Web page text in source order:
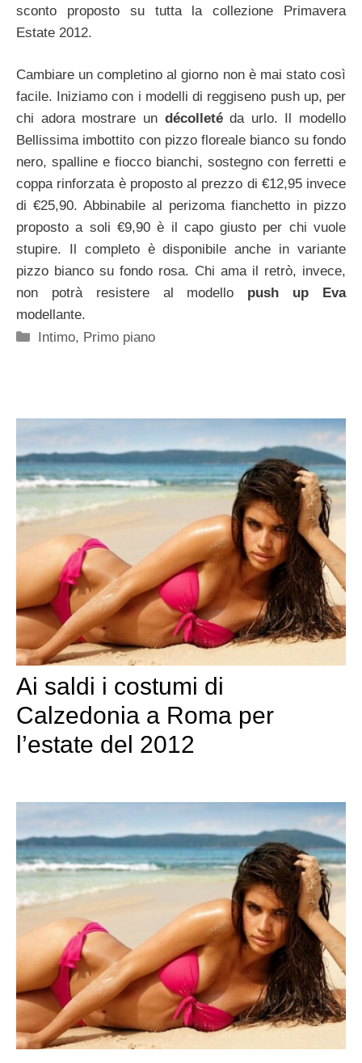
sconto proposto su tutta la collezione Primavera
Estate 2012.
Cambiare un completino al giorno non è mai stato così
facile. Iniziamo con i modelli di reggiseno push up, per
chi adora mostrare undécolletéda urlo. Il modello
Bellissima imbottito con pizzo floreale bianco su fondo
nero, spalline e fiocco bianchi, sostegno con ferretti e
coppa rinforzata è proposto al prezzo di €12,95 invece
di €25,90. Abbinabile al perizoma fianchetto in pizzo
proposto a soli €9,90 è il capo giusto per chi vuole
stupire. Il completo è disponibile anche in variante
pizzo bianco su fondo rosa. Chi ama il retrò, invece,
non potrà resistere al modello push up Eva
modellante.
Categorie
Intimo, Primo piano
Ai saldi i costumi di
Calzedonia a Roma per
l’estate del 2012